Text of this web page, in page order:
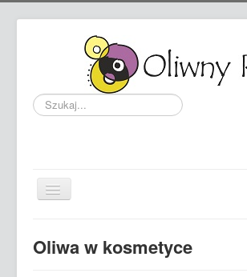
Szukaj...
Przełącz
nawigację
Oferta
Oliwa w kosmetyce